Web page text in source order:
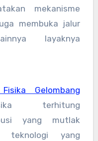
mekanisme
membuka jalur
layaknya
Gelombang
terhitung
yang mutlak
teknologi yang